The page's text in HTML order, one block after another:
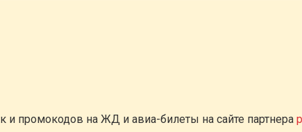
и промокодов на ЖД и авиа-билеты на сайте партнера